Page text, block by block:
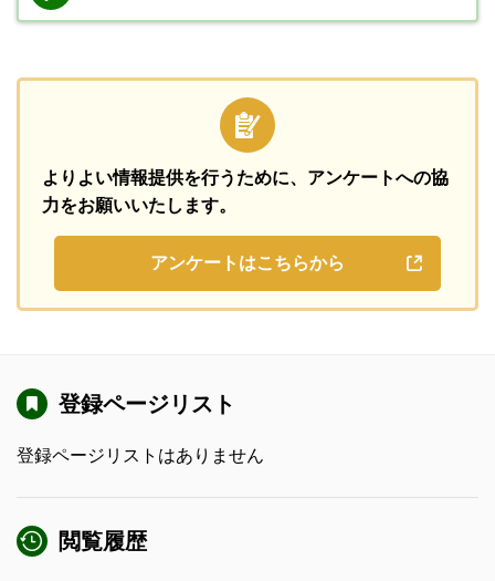
よりよい情報提供を行うために、 アンケートへの協
力をお願いいたします。
アンケートはこちらから
登録ページリスト
登録ページリストはありません
閲覧履歴